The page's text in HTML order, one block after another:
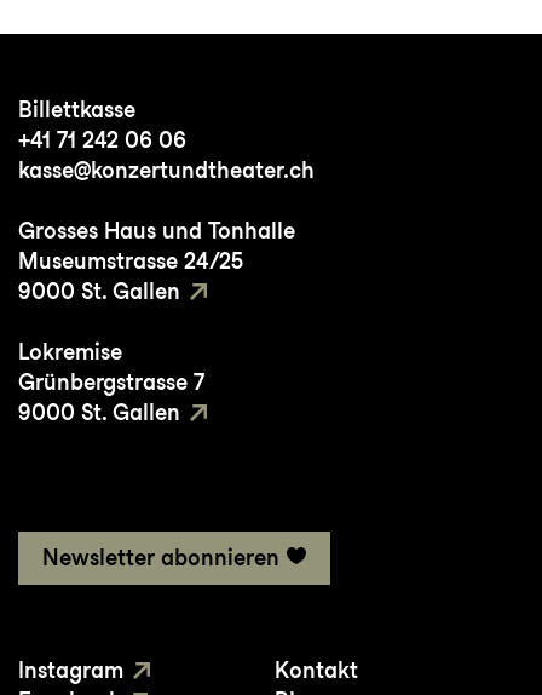
Billettkasse
+41 71 242 06 06
kasse@konzertundtheater.ch
Grosses Haus und Tonhalle
Museumstrasse 24/25
9000 St. Gallen
Lokremise
Grünbergstrasse 7
9000 St. Gallen
Newsletter abonnieren
Instagram
Kontakt